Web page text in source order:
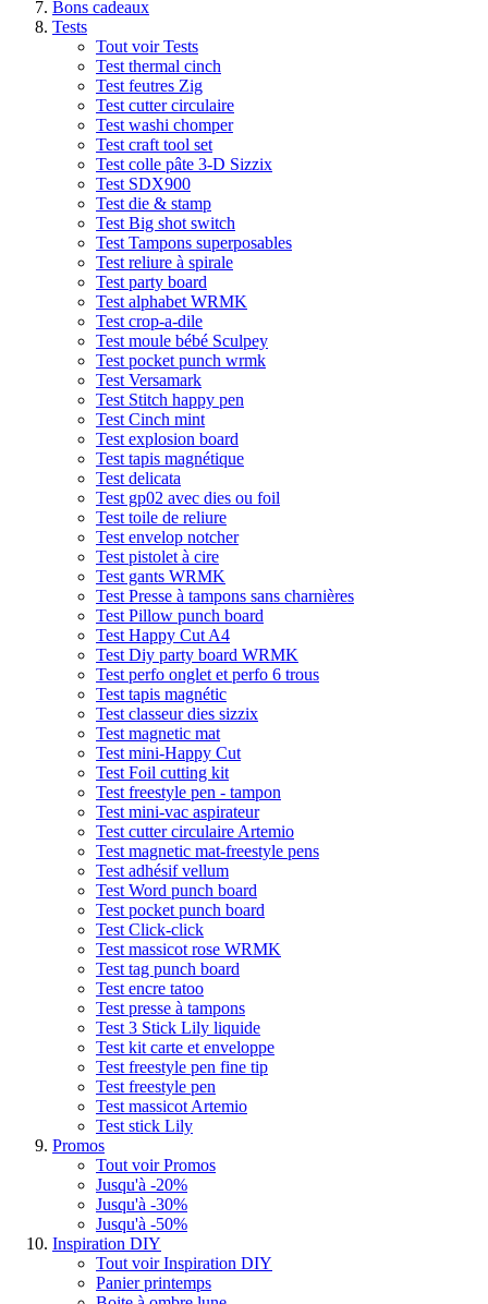
Bons cadeaux
Tests
Tout voir Tests
Test thermal cinch
Test feutres Zig
Test cutter circulaire
Test washi chomper
Test craft tool set
Test colle pâte 3-D Sizzix
Test SDX900
Test die & stamp
Test Big shot switch
Test Tampons superposables
Test reliure à spirale
Test party board
Test alphabet WRMK
Test crop-a-dile
Test moule bébé Sculpey
Test pocket punch wrmk
Test Versamark
Test Stitch happy pen
Test Cinch mint
Test explosion board
Test tapis magnétique
Test delicata
Test gp02 avec dies ou foil
Test toile de reliure
Test envelop notcher
Test pistolet à cire
Test gants WRMK
Test Presse à tampons sans charnières
Test Pillow punch board
Test Happy Cut A4
Test Diy party board WRMK
Test perfo onglet et perfo 6 trous
Test tapis magnétic
Test classeur dies sizzix
Test magnetic mat
Test mini-Happy Cut
Test Foil cutting kit
Test freestyle pen - tampon
Test mini-vac aspirateur
Test cutter circulaire Artemio
Test magnetic mat-freestyle pens
Test adhésif vellum
Test Word punch board
Test pocket punch board
Test Click-click
Test massicot rose WRMK
Test tag punch board
Test encre tatoo
Test presse à tampons
Test 3 Stick Lily liquide
Test kit carte et enveloppe
Test freestyle pen fine tip
Test freestyle pen
Test massicot Artemio
Test stick Lily
Promos
Tout voir Promos
Jusqu'à -20%
Jusqu'à -30%
Jusqu'à -50%
Inspiration DIY
Tout voir Inspiration DIY
Panier printemps